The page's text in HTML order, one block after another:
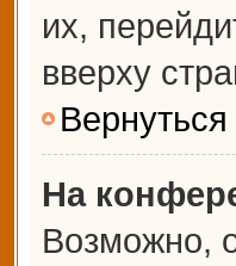
их,
вверху
На
Возможно,